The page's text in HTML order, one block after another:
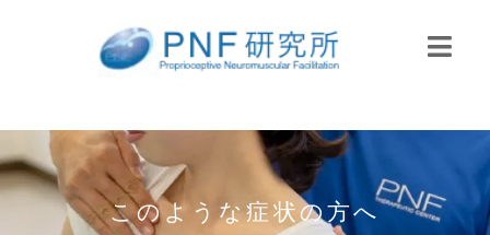
このような症状の方へ